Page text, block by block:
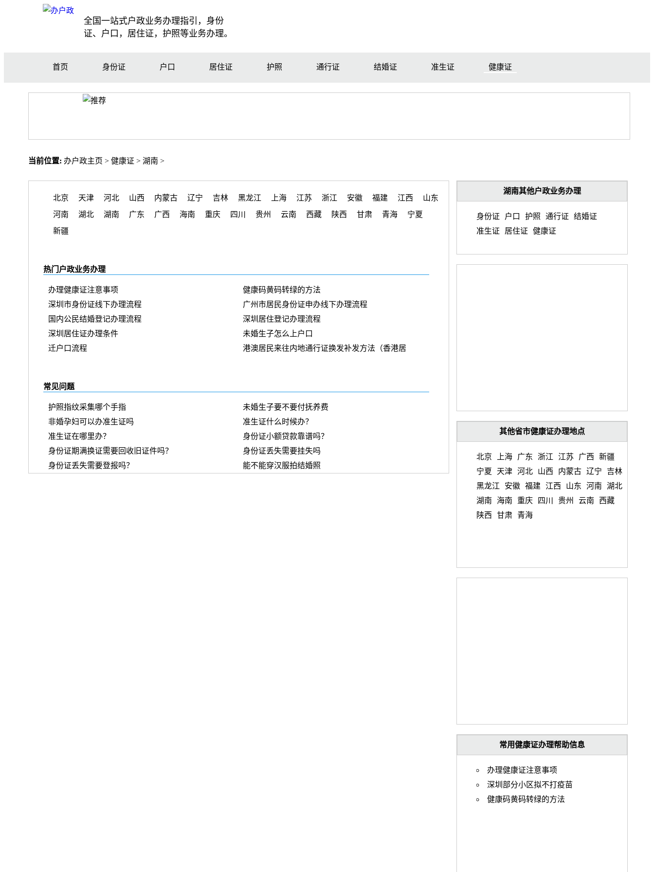
全国一站式户政业务办理指引，身份
证、户口，居住证，护照等业务办理。
首页 身份证 户口 居住证 护照 通行证 结婚证 准生证 健康证
当前位置: 办户政主页 > 健康证 > 湖南 >
北京 天津 河北 山西 内蒙古 辽宁 吉林 黑龙江 上海 江苏 浙江 安徽 福建 江西
山东
河南
湖北 湖南 广东 广西 海南 重庆 四川 贵州 云南 西藏 陕西 甘肃 青海
宁夏
新疆
热门户政业务办理
办理健康证注意事项
健康码黄码转绿的方法
深圳市身份证线下办理流程
广州市居民身份证申办线下办理流程
国内公民结婚登记办理流程
深圳居住登记办理流程
深圳居住证办理条件
未婚生子怎么上户口
迁户口流程
港澳居民来往内地通行证换发补发方法（香港居
常见问题
护照指纹采集哪个手指
未婚生子要不要付抚养费
非婚孕妇可以办准生证吗
准生证什么时候办？
准生证在哪里办？
身份证小额贷款靠谱吗？
身份证期满换证需要回收旧证件吗？
身份证丢失需要挂失吗
身份证丢失需要登报吗？
能不能穿汉服拍结婚照
湖南其他户政业务办理
身份证 户口 护照 通行证
结婚证
准生证
居住证 健康证
其他省市健康证办理地点
北京 上海 广东 浙江 江苏 广西
新疆
宁夏
天津 河北 山西 内蒙古 辽宁
吉林
黑龙江
安徽 福建 江西 山东 河南
湖北
湖南
海南 重庆 四川 贵州 云南
西藏
陕西
甘肃 青海
常用健康证办理帮助信息
办理健康证注意事项
深圳部分小区拟不打疫苗
健康码黄码转绿的方法